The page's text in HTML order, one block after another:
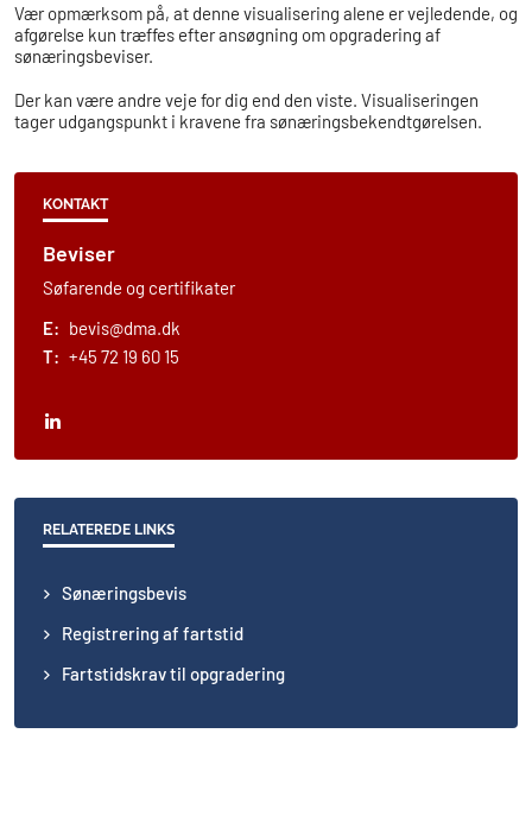
Vær opmærksom på, at denne visualisering alene er vejledende, og
afgørelse kun træffes efter ansøgning om opgradering af
sønæringsbeviser.
Der kan være andre veje for dig end den viste. Visualiseringen
tager udgangspunkt i kravene fra sønæringsbekendtgørelsen.
KONTAKT
Beviser
Søfarende og certifikater
E: bevis@dma.dk
T: +45 72 19 60 15
RELATEREDE LINKS
Sønæringsbevis
Registrering af fartstid
Fartstidskrav til opgradering